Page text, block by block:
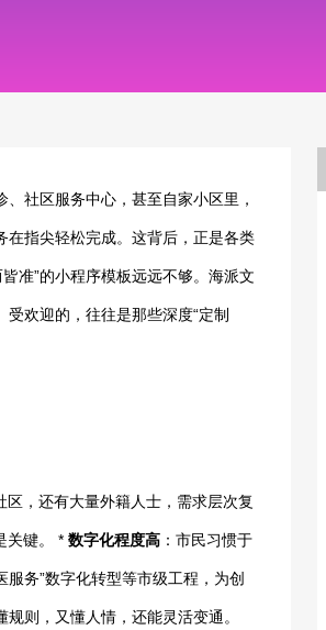
社区服务中心，甚至自家小区里，
指尖轻松完成。这背后，正是各类
准”的小程序模板远远不够。海派文
欢迎的，往往是那些深度“定制
区，还有大量外籍人士，需求层次复
关键。 *数字化程度高 ：市民习惯于
服务”数字化转型等市级工程，为创
则，又懂人情，还能灵活变通。